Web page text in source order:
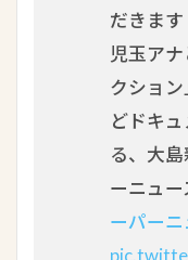
だきま
児玉ア
クショ
どドキ
る、大
ーニュ
ーパーニ